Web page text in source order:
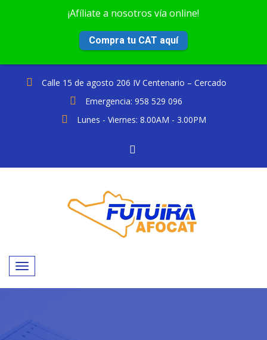
Calle 15 de agosto 206 IV Centenario – Cercado
Emergencia: 958 529 096
Lunes - Viernes: 8.00AM - 3.00PM
Toggle
¡Afíliate a nosotros vía online!
Compra tu CAT aquí